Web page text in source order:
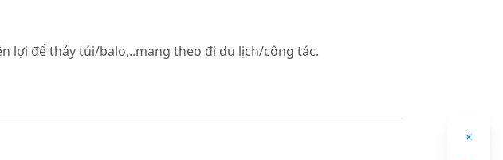
lợi để thảy túi/balo,..mang theo đi du lịch/công tác.